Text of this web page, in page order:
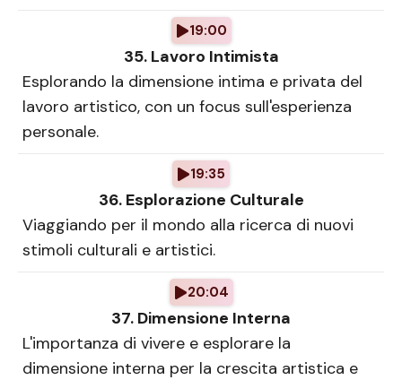
19:00
35. Lavoro Intimista
Esplorando la dimensione intima e privata del
lavoro artistico, con un focus sull'esperienza
personale.
19:35
36. Esplorazione Culturale
Viaggiando per il mondo alla ricerca di nuovi
stimoli culturali e artistici.
20:04
37. Dimensione Interna
L'importanza di vivere e esplorare la
dimensione interna per la crescita artistica e